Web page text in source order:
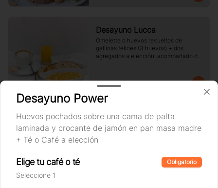
Desayuno Lucca
Omelette o huevos revueltos de
gallinas felices (3 huevos) + dos
agregados a elección, acompañado de
(125cc) y té o café a elección.
$10.890
Desayuno Power
Huevos pochados sobre una cama de
pan masa madre + Té o Café a elección
Desayuno Power
Huevos pochados sobre una cama de palta
laminada y crocante de jamón en pan masa madre
+ Té o Café a elección
Elige tu café o té Obligatorio
Seleccione 1